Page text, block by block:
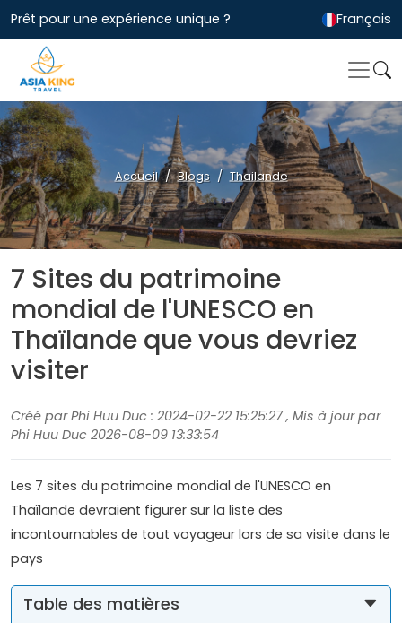
Prêt pour une expérience unique ? Français
Accueil Blogs Thailande
7 Sites du patrimoine
mondial de l'UNESCO en
Thaïlande que vous devriez
visiter
Créé par Phi Huu Duc : 2024-02-22 15:25:27 , Mis à jour par
Phi Huu Duc 2026-08-09 13:33:54
Les 7 sites du patrimoine mondial de l'UNESCO en
Thaïlande devraient figurer sur la liste des
incontournables de tout voyageur lors de sa visite dans le
pays
Table des matières